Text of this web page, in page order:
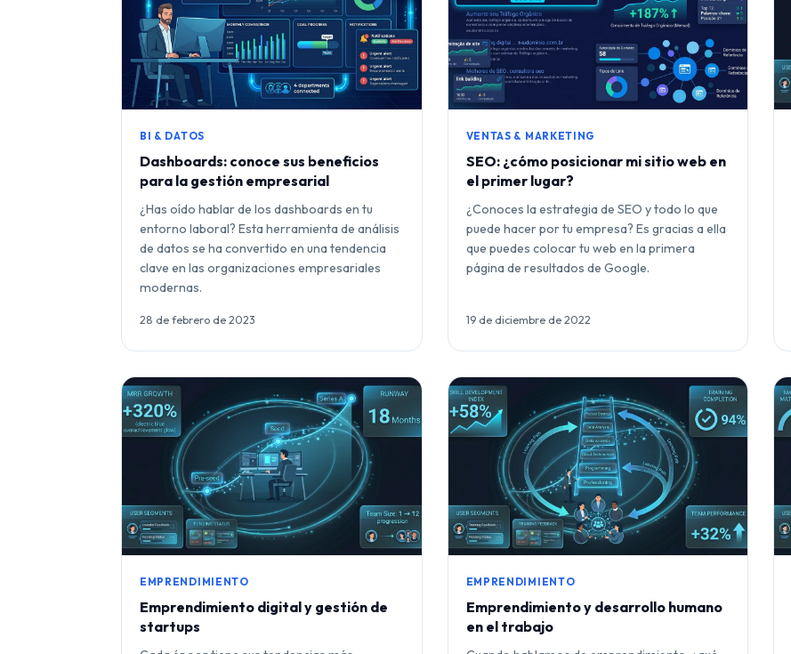
BI & DATOS
Dashboards: conoce sus beneficios
para la gestión empresarial
¿Has oído hablar de los dashboards en tu
entorno laboral? Esta herramienta de análisis
de datos se ha convertido en una tendencia
clave en las organizaciones empresariales
modernas.
28 de febrero de 2023
VENTAS & MARKETING
SEO: ¿cómo posicionar mi sitio web en
el primer lugar?
¿Conoces la estrategia de SEO y todo lo que
puede hacer por tu empresa? Es gracias a ella
que puedes colocar tu web en la primera
página de resultados de Google.
19 de diciembre de 2022
EMPRENDIMIENTO
Emprendimiento digital y gestión de
startups
EMPRENDIMIENTO
Emprendimiento y desarrollo humano
en el trabajo